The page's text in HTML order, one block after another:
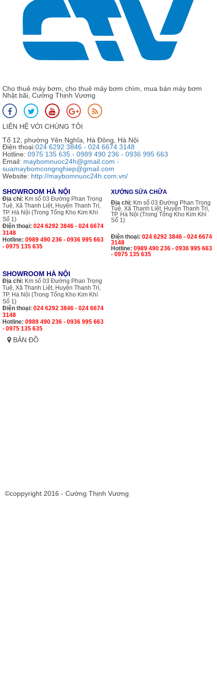
Cho thuê máy bơm, cho thuê máy bơm chìm, mua bán máy bơm
Nhật bãi, Cường Thịnh Vương
LIÊN HỆ VỚI CHÚNG TÔI
Tổ 12, phường Yên Nghĩa, Hà Đông, Hà Nội
Điện thoại:024 6292 3846 - 024 6674 3148
Hotline: 0975 135 635 - 0989 490 236 - 0936 995 663
Email: maybomnuoc24h@gmail.com -
suamaybomcongnghiep@gmail.com
Website: http://maybomnuoc24h.com.vn/
SHOWROOM HÀ NỘI
Địa chỉ: Km số 03 Đường Phan Trọng
Tuệ, Xã Thanh Liệt, Huyện Thanh Trì,
TP. Hà Nội (Trong Tổng Kho Kim Khí
Số 1)
Điện thoại: 024 6292 3846 - 024 6674
3148
Hotline: 0989 490 236 - 0936 995 663
- 0975 135 635
XƯỞNG SỬA CHỮA
Địa chỉ: Km số 03 Đường Phan Trọng
Tuệ, Xã Thanh Liệt, Huyện Thanh Trì,
TP. Hà Nội (Trong Tổng Kho Kim Khí
Số 1)
Điện thoại: 024 6292 3846 - 024 6674
3148
Hotline: 0989 490 236 - 0936 995 663
- 0975 135 635
SHOWROOM HÀ NỘI
Địa chỉ: Km số 03 Đường Phan Trọng
Tuệ, Xã Thanh Liệt, Huyện Thanh Trì,
TP. Hà Nội (Trong Tổng Kho Kim Khí
Số 1)
Điện thoại: 024 6292 3846 - 024 6674
3148
Hotline: 0989 490 236 - 0936 995 663
- 0975 135 635
BẢN ĐỒ
©coppyright 2016 - Cường Thịnh Vương